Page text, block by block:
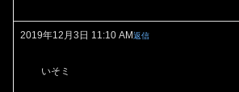
2019年12月3日 11:10 AM返信
いそミ